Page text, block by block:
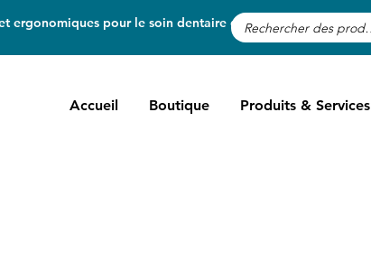
ergonomiques pour le soin dentaire des chevaux
Accueil Boutique Produits & Services